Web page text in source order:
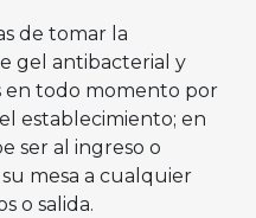
de tomar la
gel antibacterial y
en todo momento por
establecimiento; en
ser al ingreso o
mesa a cualquier
o salida.